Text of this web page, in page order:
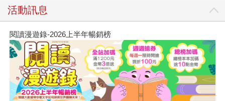
活動訊息
閱讀漫遊錄-2026上半年暢銷榜